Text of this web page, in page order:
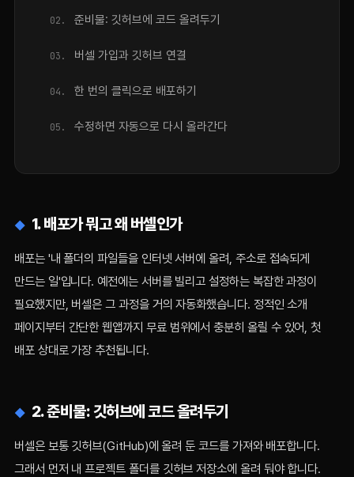
준비물: 깃허브에 코드 올려두기
버셀 가입과 깃허브 연결
한 번의 클릭으로 배포하기
수정하면 자동으로 다시 올라간다
1. 배포가 뭐고 왜 버셀인가
배포는 '내 폴더의 파일들을 인터넷 서버에 올려, 주소로 접속되게
만드는 일'입니다. 예전에는 서버를 빌리고 설정하는 복잡한 과정이
필요했지만, 버셀은 그 과정을 거의 자동화했습니다. 정적인 소개
페이지부터 간단한 웹앱까지 무료 범위에서 충분히 올릴 수 있어, 첫
배포 상대로 가장 추천됩니다.
2. 준비물: 깃허브에 코드 올려두기
버셀은 보통 깃허브(GitHub)에 올려 둔 코드를 가져와 배포합니다.
그래서 먼저 내 프로젝트 폴더를 깃허브 저장소에 올려 둬야 합니다.